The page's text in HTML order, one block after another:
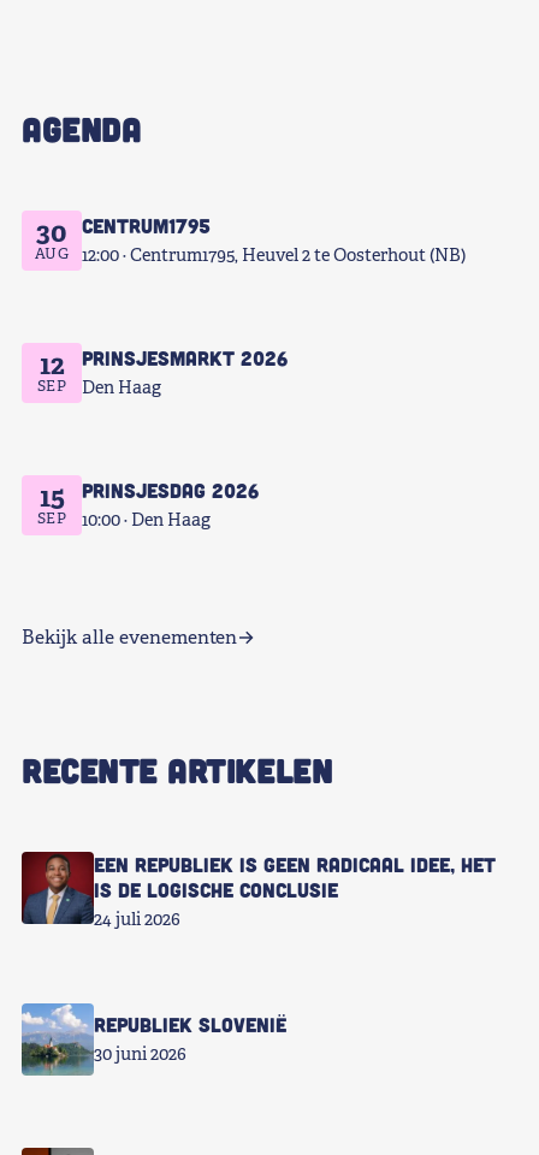
AGENDA
30
AUG
Centrum1795
12:00 Centrum1795, Heuvel 2 te Oosterhout (NB)
12
SEP
Prinsjesmarkt 2026
Den Haag
15
SEP
Prinsjesdag 2026
10:00 Den Haag
Bekijk alle evenementen
RECENTE ARTIKELEN
Een republiek is geen radicaal idee, het
is de logische conclusie
24 juli 2026
Republiek Slovenië
30 juni 2026